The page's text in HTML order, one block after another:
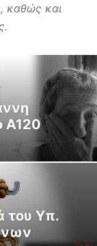
καθώς και
Α120
του Υπ.